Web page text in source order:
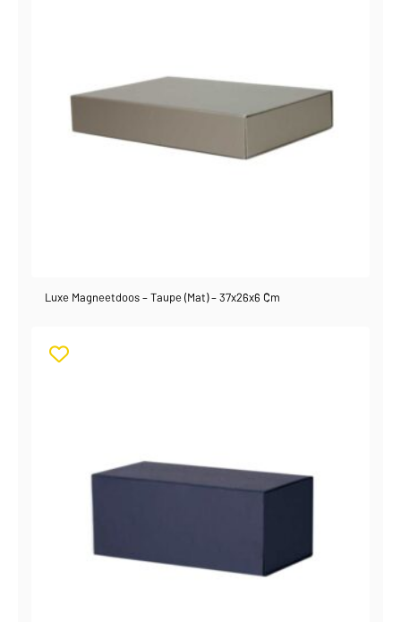
Luxe Magneetdoos – Taupe (mat) – 37x26x6 Cm